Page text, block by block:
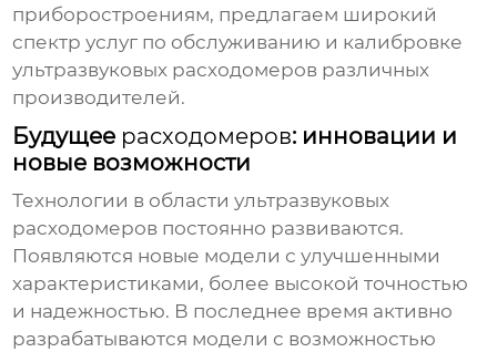
приборостроениям, предлагаем широкий
спектр услуг по обслуживанию и калибровке
ультразвуковых расходомеров различных
производителей.
Будущее расходомеров: инновации и
новые возможности
Технологии в областиультразвуковых
расходомеров постоянно развиваются.
Появляются новые модели с улучшенными
характеристиками, более высокой точностью
и надежностью. В последнее время активно
разрабатываются модели с возможностью